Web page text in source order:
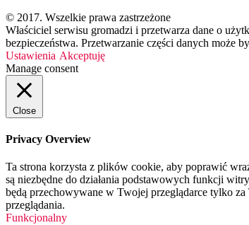
© 2017. Wszelkie prawa zastrzeżone
Właściciel serwisu gromadzi i przetwarza dane o
bezpieczeństwa. Przetwarzanie części danych może
Ustawienia Akceptuję
Manage consent
Close
Privacy Overview
Ta strona korzysta z plików cookie, aby poprawić
są niezbędne do działania podstawowych funkcji
będą przechowywane w Twojej przeglądarce tylko
przeglądania.
Funkcjonalny